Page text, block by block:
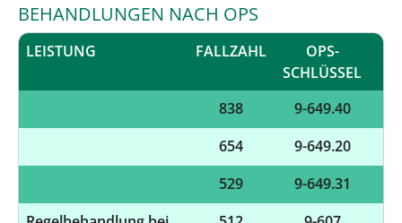
BEHANDLUNGEN NACH OPS
LEISTUNG FALLZAHL
OPS-
SCHLÜSSEL
838
9-649.40
654
9-649.20
529
9-649.31